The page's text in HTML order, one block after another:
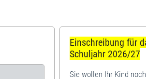
Einschreibung für
Schuljahr 2026/27
Sie wollen Ihr Kind